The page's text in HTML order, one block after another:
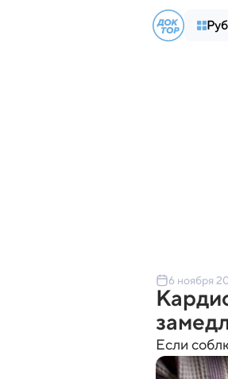
6 ноября
Если